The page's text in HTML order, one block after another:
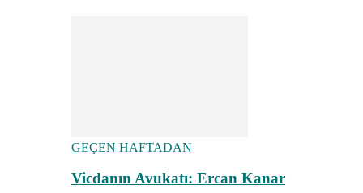
GEÇEN HAFTADAN
Vicdanın Avukatı: Ercan Kanar